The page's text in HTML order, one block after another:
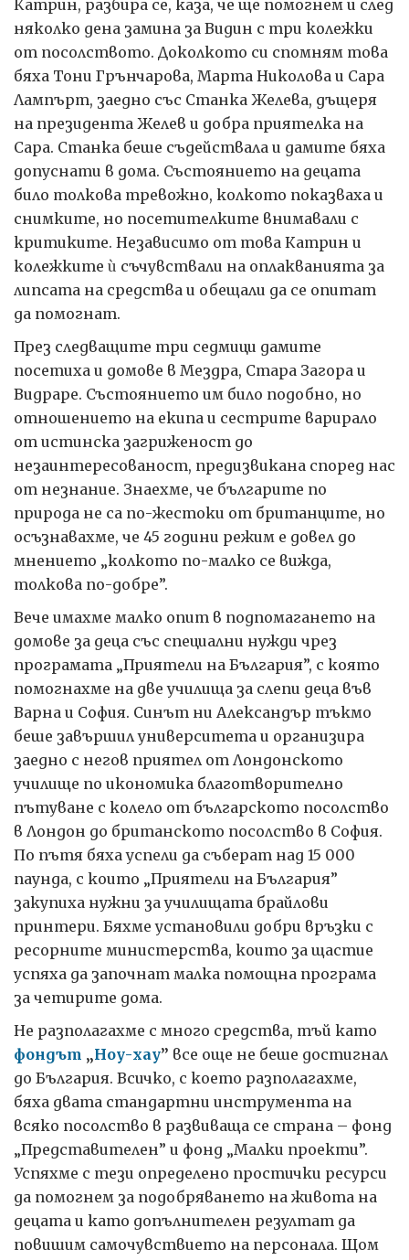
Катрин, разбира се, каза, че ще помогнем и след
няколко дена замина за Видин с три колежки
от посолството. Доколкото си спомням това
бяха Тони Грънчарова, Марта Николова и Сара
Лампърт, заедно със Станка Желева, дъщеря
на президента Желев и добра приятелка на
Сара. Станка беше съдействала и дамите бяха
допуснати в дома. Състоянието на децата
било толкова тревожно, колкото показваха и
снимките, но посетителките внимавали с
критиките. Независимо от това Катрин и
колежките ѝ съчувствали на оплакванията за
липсата на средства и обещали да се опитат
да помогнат.
През следващите три седмици дамите
посетиха и домове в Мездра, Стара Загора и
Видраре. Състоянието им било подобно, но
отношението на екипа и сестрите варирало
от истинска загриженост до
незаинтересованост, предизвикана според нас
от незнание. Знаехме, че българите по
природа не са по-жестоки от британците, но
осъзнавахме, че 45 години режим е довел до
мнението „колкото по-малко се вижда,
толкова по-добре”.
Вече имахме малко опит в подпомагането на
домове за деца със специални нужди чрез
програмата „Приятели на България”, с която
помогнахме на две училища за слепи деца във
Варна и София. Синът ни Александър тъкмо
беше завършил университета и организира
заедно с негов приятел от Лондонското
училище по икономика благотворително
пътуване с колело от българското посолство
в Лондон до британското посолство в София.
По пътя бяха успели да съберат над 15 000
паунда, с които „Приятели на България”
закупиха нужни за училищата брайлови
принтери. Бяхме установили добри връзки с
ресорните министерства, които за щастие
успяха да започнат малка помощна програма
за четирите дома.
Не разполагахме с много средства, тъй като
фондът „Ноу-хау” все още не беше достигнал
до България. Всичко, с което разполагахме,
бяха двата стандартни инструмента на
всяко посолство в развиваща се страна – фонд
„Представителен” и фонд „Малки проекти”.
Успяхме с тези определено простички ресурси
да помогнем за подобряването на живота на
децата и като допълнителен резултат да
повишим самочувствието на персонала. Щом